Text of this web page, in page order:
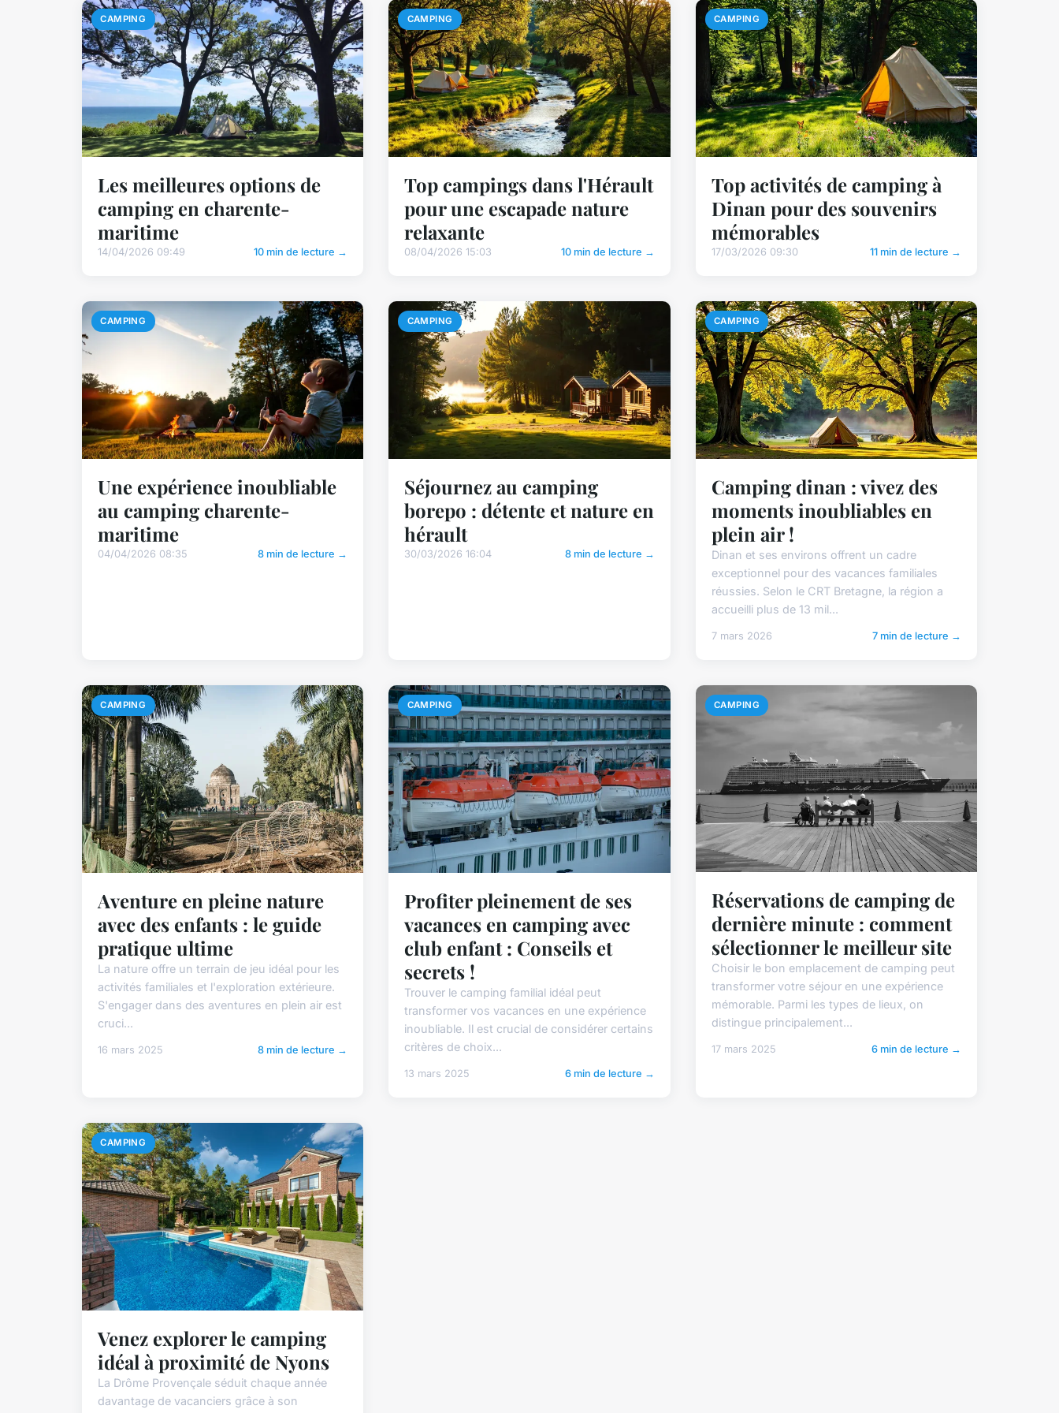
CAMPING
Les meilleures options de
camping en charente-
maritime
14/04/2026 09:49 10 min de lecture →
CAMPING
Top campings dans l'Hérault
pour une escapade nature
relaxante
08/04/2026 15:03 10 min de lecture →
CAMPING
Top activités de camping à
Dinan pour des souvenirs
mémorables
17/03/2026 09:30 11 min de lecture →
CAMPING
Une expérience inoubliable
au camping charente-
maritime
04/04/2026 08:35 8 min de lecture →
CAMPING
Séjournez au camping
borepo : détente et nature en
hérault
30/03/2026 16:04 8 min de lecture →
CAMPING
Camping dinan : vivez des
moments inoubliables en
plein air !
Dinan et ses environs offrent un cadre
exceptionnel pour des vacances familiales
réussies. Selon le CRT Bretagne, la région a
accueilli plus de 13 mil...
7 mars 2026 7 min de lecture →
CAMPING
Aventure en pleine nature
avec des enfants : le guide
pratique ultime
La nature offre un terrain de jeu idéal pour les
activités familiales et l'exploration extérieure.
S'engager dans des aventures en plein air est
cruci...
16 mars 2025 8 min de lecture →
CAMPING
Profiter pleinement de ses
vacances en camping avec
club enfant : Conseils et
secrets !
Trouver le camping familial idéal peut
transformer vos vacances en une expérience
inoubliable. Il est crucial de considérer certains
critères de choix...
13 mars 2025 6 min de lecture →
CAMPING
Réservations de camping de
dernière minute : comment
sélectionner le meilleur site
Choisir le bon emplacement de camping peut
transformer votre séjour en une expérience
mémorable. Parmi les types de lieux, on
distingue principalement...
17 mars 2025 6 min de lecture →
CAMPING
Venez explorer le camping
idéal à proximité de Nyons
La Drôme Provençale séduit chaque année
davantage de vacanciers grâce à son